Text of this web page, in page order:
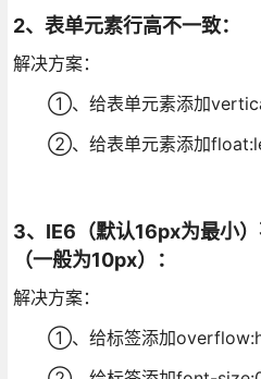
2、表单元素行高不一致：
解决方案：
①、给表单元素添加
②、给表单元素添加
3、IE6（默认16px为最小
（一般为10px）：
解决方案：
①、给标签添加